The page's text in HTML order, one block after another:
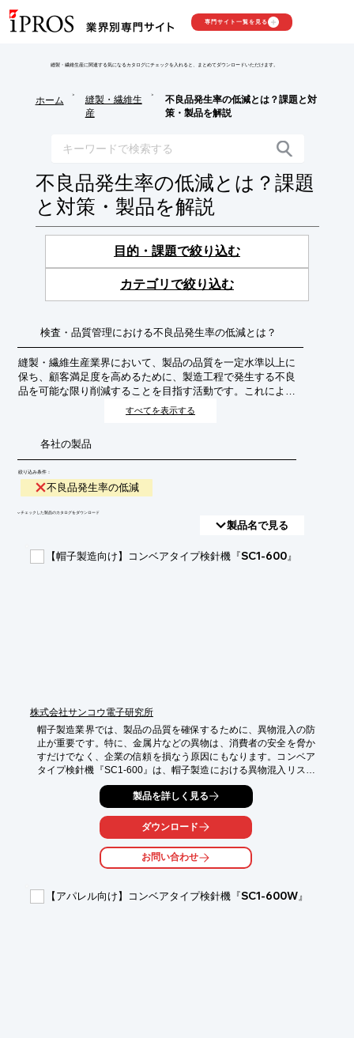
専門サイト一覧を見る
縫製・繊維生産に関連する気になるカタログにチェックを入れると、まとめてダウンロードいただけます。
ホーム
>
縫製・繊維生
産
>
不良品発生率の低減とは？課題と対
策・製品を解説
不良品発生率の低減とは？課題
と対策・製品を解説
目的・課題で絞り込む
カテゴリで絞り込む
検査・品質管理における不良品発生率の低減とは？
縫製・繊維生産業界において、製品の品質を一定水準以上に
保ち、顧客満足度を高めるために、製造工程で発生する不良
品を可能な限り削減することを目指す活動です。これによ
り、生産効率の向上、コスト削減、ブランドイメージの維
持・向上に繋がります。
すべてを表示する
各社の製品
絞り込み条件：
不良品発生率の低減
​▼チェックした製品のカタログをダウンロード
製品名で見る
【帽子製造向け】コンベアタイプ検針機『SC1-600』
株式会社サンコウ電子研究所
帽子製造業界では、製品の品質を確保するために、異物混入の防
止が重要です。特に、金属片などの異物は、消費者の安全を脅か
すだけでなく、企業の信頼を損なう原因にもなります。コンベア
タイプ検針機『SC1-600』は、帽子製造における異物混入リスク
を低減し、製品の品質向上に貢献します。
【活用シーン】
・帽子製造ラインでの検針
・製品の最終検査
・異物混入クレーム対策
・製品の品質向上
製品を詳しく見る
ダウンロード
お問い合わせ
【アパレル向け】コンベアタイプ検針機『SC1-600W』